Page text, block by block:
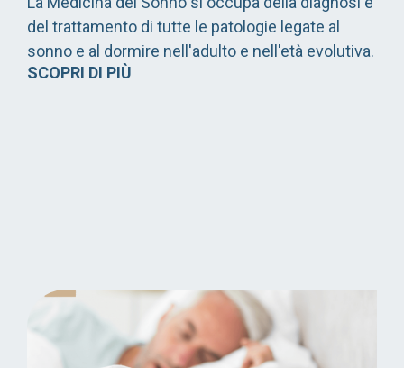
del trattamento di tutte le patologie legate al
sonno e al dormire nell'adulto e nell'età evolutiva.
SCOPRI DI PIÙ